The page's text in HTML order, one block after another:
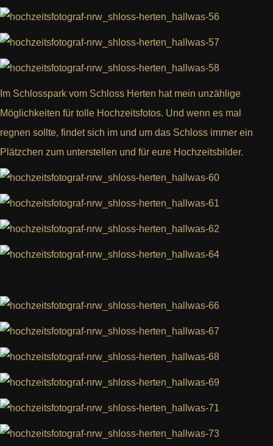
Im Schlosspark vom Schloss Herten hat mein unzählige
Möglichkeiten für tolle Hochzeitsfotos. Und wenn es mal
regnen sollte, findet sich im und um das Schloss immer ein
Plätzchen zum unterstellen und für eure Hochzeitsbilder.